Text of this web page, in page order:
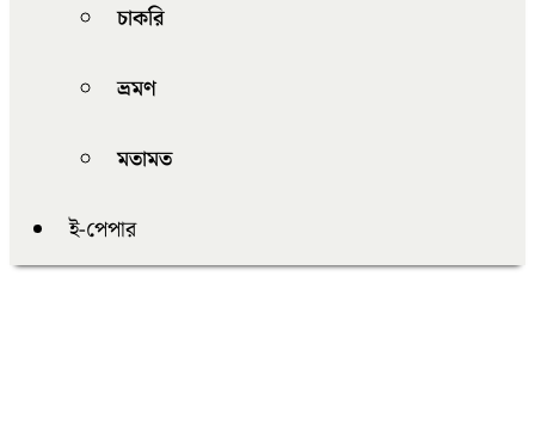
চাকরি
ভ্রমণ
মতামত
ই-পেপার